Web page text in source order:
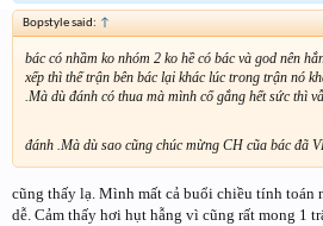
Bopstyle said: ↑
bác có nhầm ko nhóm 2 ko hề có bác và god nên
xếp thì thế trận bên bác lại khác lúc trong trận nó
.Mà dù đánh có thua mà mình cố gắng hết sức thì
đánh .Mà dù sao cũng chúc mừng CH cũa bác đã
cũng thấy lạ. Mình mất cả buổi chiều tính toán
dễ. Cảm thấy hơi hụt hẫng vì cũng rất mong 1